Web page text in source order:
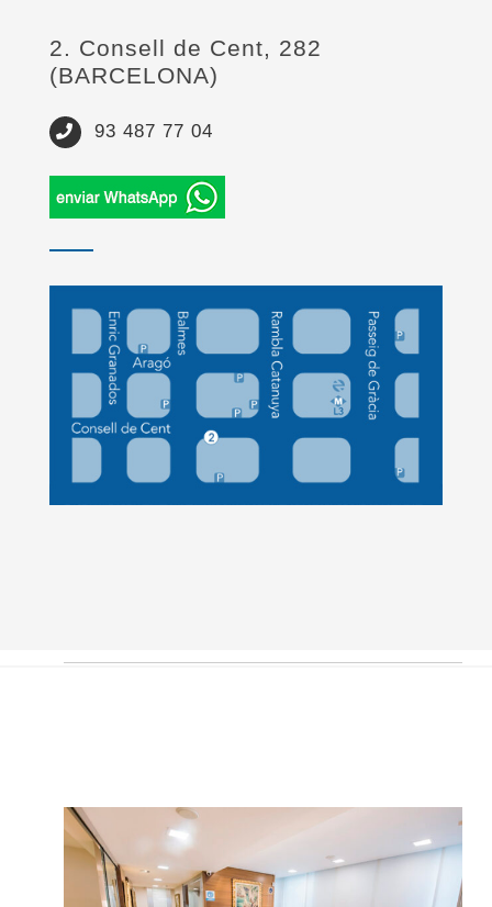
2. Consell de Cent, 282
(BARCELONA)
93 487 77 04